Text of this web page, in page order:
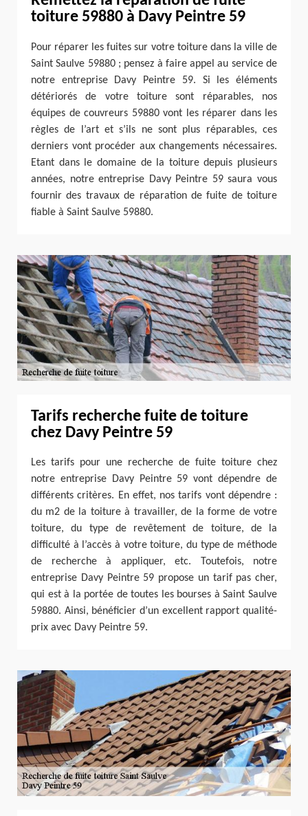
toiture 59880 à Davy Peintre 59
Pour réparer les fuites sur votre toiture dans la ville de
Saint Saulve 59880 ; pensez à faire appel au service de
notre entreprise Davy Peintre 59. Si les éléments
détériorés de votre toiture sont réparables, nos
équipes de couvreurs 59880 vont les réparer dans les
règles de l’art et s’ils ne sont plus réparables, ces
derniers vont procéder aux changements nécessaires.
Etant dans le domaine de la toiture depuis plusieurs
années, notre entreprise Davy Peintre 59 saura vous
fournir des travaux de réparation de fuite de toiture
fiable à Saint Saulve 59880.
Tarifs recherche fuite de toiture
chez Davy Peintre 59
Les tarifs pour une recherche de fuite toiture chez
notre entreprise Davy Peintre 59 vont dépendre de
différents critères. En effet, nos tarifs vont dépendre :
du m2 de la toiture à travailler, de la forme de votre
toiture, du type de revêtement de toiture, de la
difficulté à l’accès à votre toiture, du type de méthode
de recherche à appliquer, etc. Toutefois, notre
entreprise Davy Peintre 59 propose un tarif pas cher,
qui est à la portée de toutes les bourses à Saint Saulve
59880. Ainsi, bénéficier d’un excellent rapport qualité-
prix avec Davy Peintre 59.